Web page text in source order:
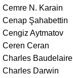
Cemre N. Karain
Cenap Şahabettin
Cengiz Aytmatov
Ceren Ceran
Charles Baudelaire
Charles Darwin